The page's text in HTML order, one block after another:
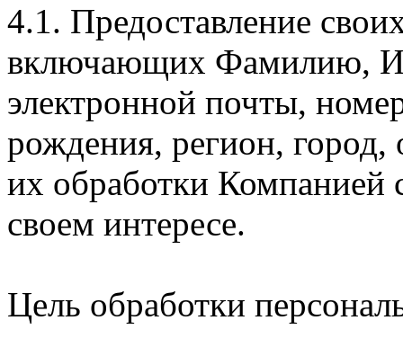
4.1. Предоставление
включающих Фамилию,
электронной почты,
рождения, регион,
их обработки Компанией
своем интересе.
Цель обработки